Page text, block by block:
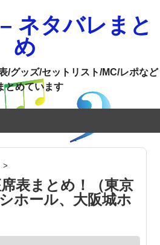
ネタバレまと
め
/グッズ/セットリスト/MC/レポなど
とめています
>
表まとめ！（東京
ホール、大阪城ホ